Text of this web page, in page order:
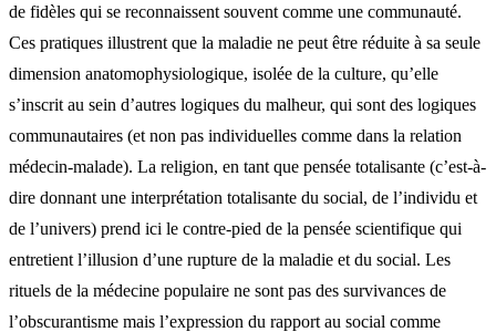
de fidèles qui se reconnaissent souvent comme une communauté.
Ces pratiques illustrent que la maladie ne peut être réduite à sa seule
dimension anatomophysiologique, isolée de la culture, qu’elle
s’inscrit au sein d’autres logiques du malheur, qui sont des logiques
communautaires (et non pas individuelles comme dans la relation
médecin-malade). La religion, en tant que pensée totalisante (c’est-à-
dire donnant une interprétation totalisante du social, de l’individu et
de l’univers) prend ici le contre-pied de la pensée scientifique qui
entretient l’illusion d’une rupture de la maladie et du social. Les
rituels de la médecine populaire ne sont pas des survivances de
l’obscurantisme mais l’expression du rapport au social comme